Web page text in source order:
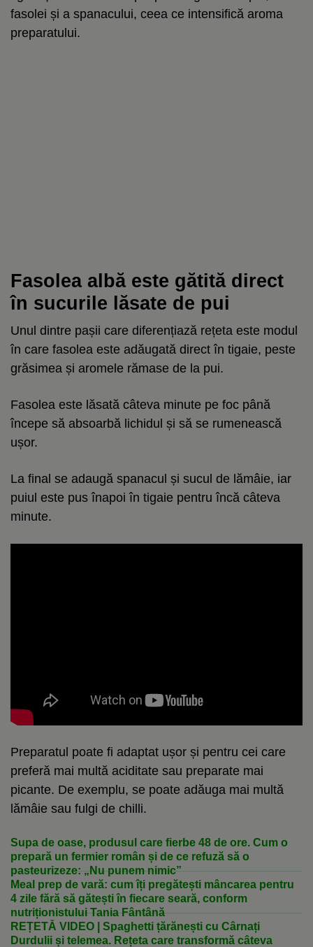
fasolei și a spanacului, ceea ce intensifică aroma
preparatului.
Fasolea albă este gătită direct
în sucurile lăsate de pui
Unul dintre pașii care diferențiază rețeta este modul
în care fasolea este adăugată direct în tigaie, peste
grăsimea și aromele rămase de la pui.
Fasolea este lăsată câteva minute pe foc până
începe să absoarbă lichidul și să se rumenească
ușor.
La final se adaugă spanacul și sucul de lămâie, iar
puiul este pus înapoi în tigaie pentru încă câteva
minute.
Preparatul poate fi adaptat ușor și pentru cei care
preferă mai multă aciditate sau preparate mai
picante. De exemplu, se poate adăuga mai multă
lămâie sau fulgi de chilli.
Supa de oase, produsul care fierbe 48 de ore. Cum o
prepară un fermier român și de ce refuză să o
pasteurizeze: „Nu punem nimic”
Meal prep de vară: cum îți pregătești mâncarea pentru
4 zile fără să gătești în fiecare seară, conform
nutriționistului Tania Fântână
REȚETĂ VIDEO | Spaghetti țărănești cu Cârnați
Durdulii și telemea. Rețeta care transformă câteva